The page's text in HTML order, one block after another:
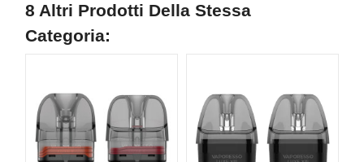
8 Altri Prodotti Della Stessa
Categoria: